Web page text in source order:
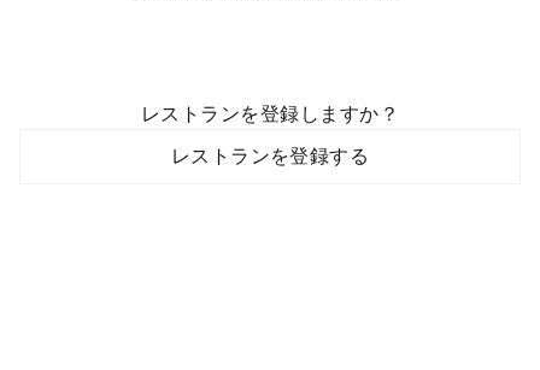
レストランを登録しますか？
レストランを登録する